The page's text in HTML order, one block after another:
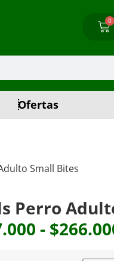
0
Ofertas
Small Bites
Perro
- $